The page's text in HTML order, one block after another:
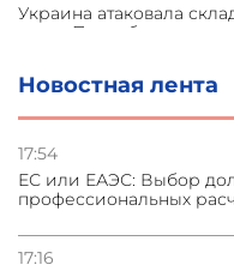
Новостная лента
17:54
ЕС или ЕАЭС: Выбор
профессиональных
17:16
Украина атаковала
и под Петербургом
03.08.2026
Стратегия
03.08.2026